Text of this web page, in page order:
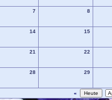
7 8
14 15
21 22
28 29
«